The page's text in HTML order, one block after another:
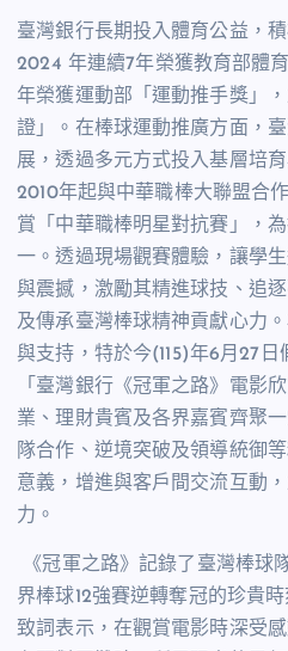
臺灣銀行長期投入體育公益，
2024 年連續7年榮獲教育部體
年榮獲運動部「運動推手獎」
證」。在棒球運動推廣方面，
展，透過多元方式投入基層培
2010年起與中華職棒大聯盟合
賞「中華職棒明星對抗賽」，
一。透過現場觀賽體驗，讓學
與震撼，激勵其精進球技、追
及傳承臺灣棒球精神貢獻心力
與支持，特於今(115)年6月27 日
「臺灣銀行《冠軍之路》電影
業、理財貴賓及各界嘉賓齊聚
隊合作、逆境突破及領導統御
意義，增進與客戶間交流互動
力。
《冠軍之路》記錄了臺灣棒球
界棒球12強賽逆轉奪冠的珍貴
致詞表示，在觀賞電影時深受